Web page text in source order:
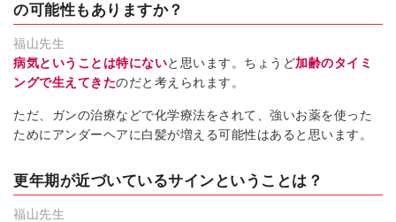
の可能性もありますか？
福山先生
病気ということは特にないと思います。ちょうど加齢のタイミ
ングで生えてきたのだと考えられます。
ただ、ガンの治療などで化学療法をされて、強いお薬を使った
ためにアンダーヘアに白髪が増える可能性はあると思います。
更年期が近づいているサインということは？
福山先生